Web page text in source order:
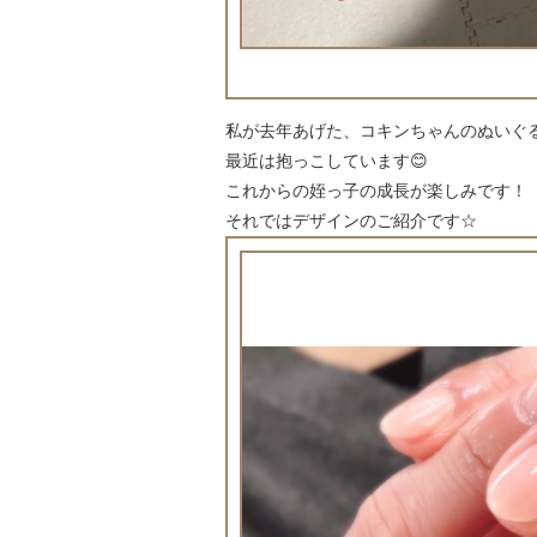
私が去年あげた、コキンちゃんのぬいぐ
最近は抱っこしています😊
これからの姪っ子の成長が楽しみです！
それではデザインのご紹介です☆